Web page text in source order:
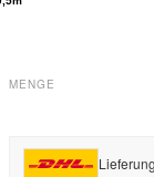
MENGE
Lieferung